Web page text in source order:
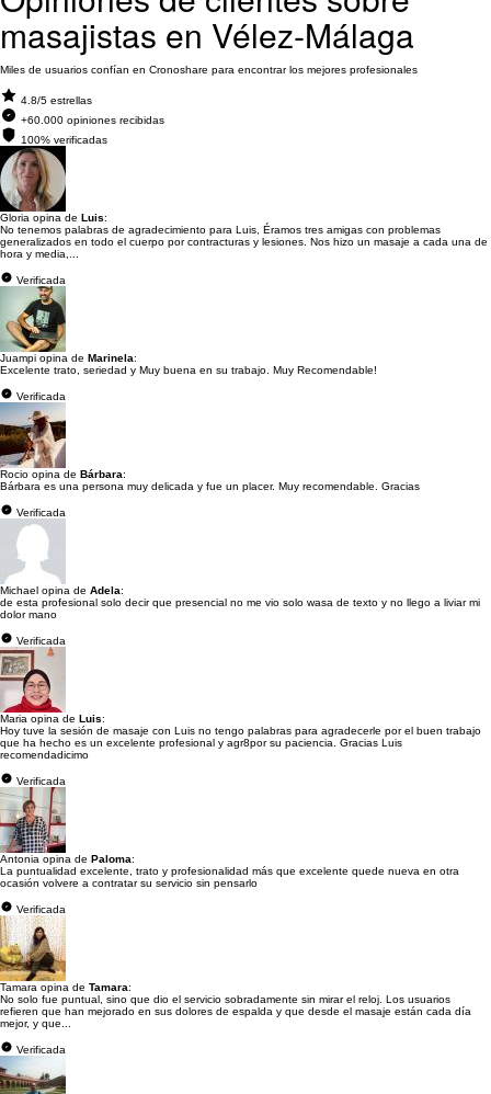
masajistas en Vélez-Málaga
Miles de usuarios confían en Cronoshare para encontrar los mejores profesionales
4.8/5 estrellas
+60.000 opiniones recibidas
100% verificadas
Gloria opina de Luis:
No tenemos palabras de agradecimiento para Luis, Éramos tres amigas con problemas
generalizados en todo el cuerpo por contracturas y lesiones. Nos hizo un masaje a cada una de
hora y media,...
Verificada
Juampi opina de Marinela:
Excelente trato, seriedad y Muy buena en su trabajo. Muy Recomendable!
Verificada
Rocio opina de Bárbara:
Bárbara es una persona muy delicada y fue un placer. Muy recomendable. Gracias
Verificada
Michael opina de Adela:
de esta profesional solo decir que presencial no me vio solo wasa de texto y no llego a liviar mi
dolor mano
Verificada
Maria opina de Luis:
Hoy tuve la sesión de masaje con Luis no tengo palabras para agradecerle por el buen trabajo
que ha hecho es un excelente profesional y agr8por su paciencia. Gracias Luis
recomendadicimo
Verificada
Antonia opina de Paloma:
La puntualidad excelente, trato y profesionalidad más que excelente quede nueva en otra
ocasión volvere a contratar su servicio sin pensarlo
Verificada
Tamara opina de Tamara:
No solo fue puntual, sino que dio el servicio sobradamente sin mirar el reloj. Los usuarios
refieren que han mejorado en sus dolores de espalda y que desde el masaje están cada día
mejor, y que...
Verificada